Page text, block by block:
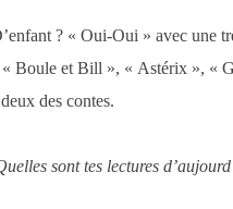
? « Oui-Oui » avec une
Boule et Bill », « Astérix », «
des contes.
sont tes lectures